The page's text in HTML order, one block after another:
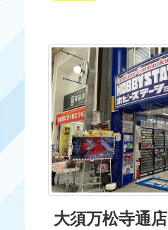
大須万松寺通店